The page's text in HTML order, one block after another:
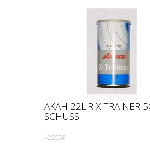
AKAH 22L.R X-TRAINER
SCHUSS
422558